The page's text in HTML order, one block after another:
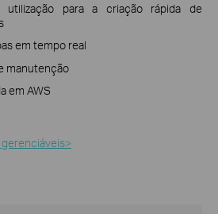
utilização para a criação rápida de
em tempo real
manutenção
em AWS